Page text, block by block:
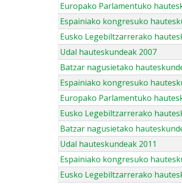
Europako Parlamentuko
Espainiako kongresuko
Eusko Legebiltzarrerako
Udal hauteskundeak 2007
Batzar nagusietako
Espainiako kongresuko
Europako Parlamentuko
Eusko Legebiltzarrerako
Batzar nagusietako
Udal hauteskundeak 2011
Espainiako kongresuko
Eusko Legebiltzarrerako